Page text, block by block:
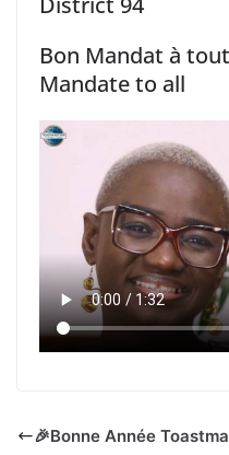
Bon Mandat à
Mandate to all
🎉Bonne Année